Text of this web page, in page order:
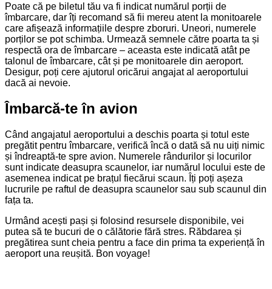
Poate că pe biletul tău va fi indicat numărul porții de
îmbarcare, dar îți recomand să fii mereu atent la monitoarele
care afișează informațiile despre zboruri. Uneori, numerele
porților se pot schimba. Urmează semnele către poarta ta și
respectă ora de îmbarcare – aceasta este indicată atât pe
talonul de îmbarcare, cât și pe monitoarele din aeroport.
Desigur, poți cere ajutorul oricărui angajat al aeroportului
dacă ai nevoie.
Îmbarcă-te în avion
Când angajatul aeroportului a deschis poarta și totul este
pregătit pentru îmbarcare, verifică încă o dată să nu uiți nimic
și îndreaptă-te spre avion. Numerele rândurilor și locurilor
sunt indicate deasupra scaunelor, iar numărul locului este de
asemenea indicat pe brațul fiecărui scaun. Îți poți așeza
lucrurile pe raftul de deasupra scaunelor sau sub scaunul din
fața ta.
Urmând acești pași și folosind resursele disponibile, vei
putea să te bucuri de o călătorie fără stres. Răbdarea și
pregătirea sunt cheia pentru a face din prima ta experiență în
aeroport una reușită. Bon voyage!